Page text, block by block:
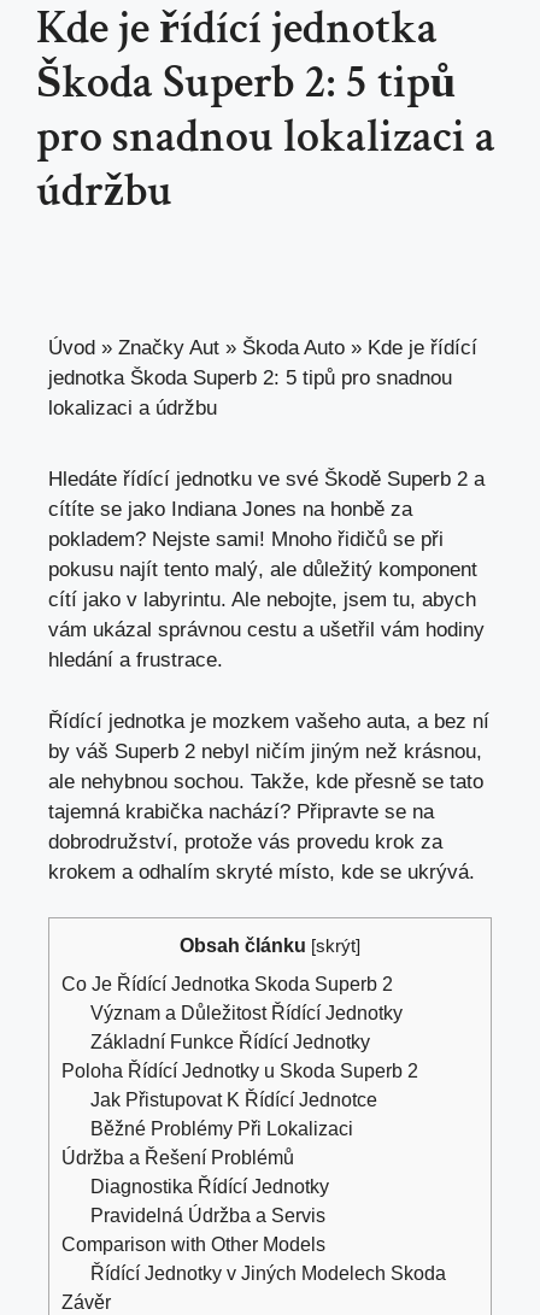
Kde je řídící jednotka
Škoda Superb 2: 5 tipů
pro snadnou lokalizaci a
údržbu
Úvod » Značky Aut » Škoda Auto » Kde je řídící
jednotka Škoda Superb 2: 5 tipů pro snadnou
lokalizaci a údržbu
Hledáte řídící jednotku ve své Škodě Superb 2 a
cítíte se jako Indiana Jones na honbě za
pokladem? Nejste sami! Mnoho řidičů se při
pokusu najít tento malý, ale důležitý komponent
cítí jako v labyrintu. Ale nebojte, jsem tu, abych
vám ukázal správnou cestu a ušetřil vám hodiny
hledání a frustrace.
Řídící jednotka je mozkem vašeho auta, a bez ní
by váš Superb 2 nebyl ničím jiným než krásnou,
ale nehybnou sochou. Takže, kde přesně se tato
tajemná krabička nachází? Připravte se na
dobrodružství, protože vás provedu krok za
krokem a odhalím skryté místo, kde se ukrývá.
Obsah článku [skrýt]
Co Je Řídící Jednotka Skoda Superb 2
Význam a Důležitost Řídící Jednotky
Základní Funkce Řídící Jednotky
Poloha Řídící Jednotky u Skoda Superb 2
Jak Přistupovat K Řídící Jednotce
Běžné Problémy Při Lokalizaci
Údržba a Řešení Problémů
Diagnostika Řídící Jednotky
Pravidelná Údržba a Servis
Comparison with Other Models
Řídící Jednotky v Jiných Modelech Skoda
Závěr